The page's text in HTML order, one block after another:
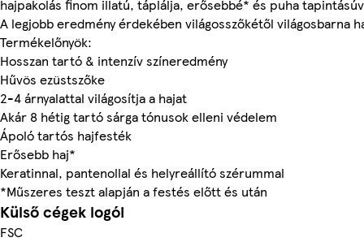
hajpakolás finom illatú, táplálja, erősebbé* és puha
A legjobb eredmény érdekében világosszőkétől világosbarna
Termékelőnyök:
Hosszan tartó & intenzív színeredmény
Hűvös ezüstszőke
2-4 árnyalattal világosítja a hajat
Akár 8 hétig tartó sárga tónusok elleni védelem
Ápoló tartós hajfesték
Erősebb haj*
Keratinnal, pantenollal és helyreállító szérummal
*Műszeres teszt alapján a festés előtt és után
Külső cégek logói
FSC